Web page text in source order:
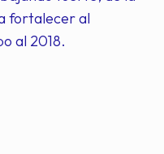
fortalecer al
al 2018.